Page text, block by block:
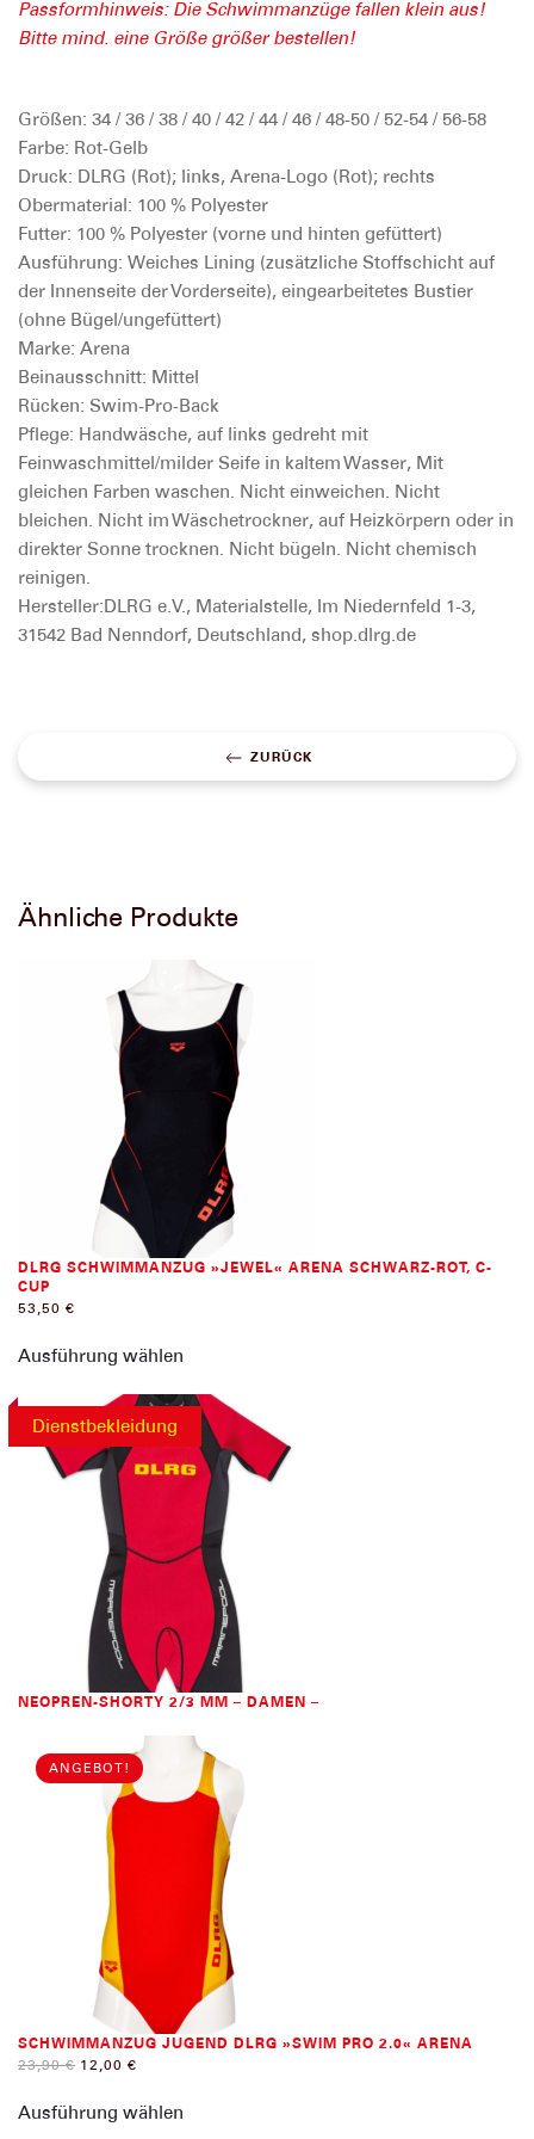
Passformhinweis: Die Schwimmanzüge fallen klein aus!
Bitte mind. eine Größe größer bestellen!
Größen: 34 / 36 / 38 / 40 / 42 / 44 / 46 / 48-50 / 52-54 / 56-58
Farbe: Rot-Gelb
Druck: DLRG (Rot); links, Arena-Logo (Rot); rechts
Obermaterial: 100 % Polyester
Futter: 100 % Polyester (vorne und hinten gefüttert)
Ausführung: Weiches Lining (zusätzliche Stoffschicht auf
der Innenseite der Vorderseite), eingearbeitetes Bustier
(ohne Bügel/ungefüttert)
Marke: Arena
Beinausschnitt: Mittel
Rücken: Swim-Pro-Back
Pflege: Handwäsche, auf links gedreht mit
Feinwaschmittel/milder Seife in kaltem Wasser, Mit
gleichen Farben waschen. Nicht einweichen. Nicht
bleichen. Nicht im Wäschetrockner, auf Heizkörpern oder in
direkter Sonne trocknen. Nicht bügeln. Nicht chemisch
reinigen.
Hersteller:DLRG e.V., Materialstelle, Im Niedernfeld 1-3,
31542 Bad Nenndorf, Deutschland, shop.dlrg.de
ZURÜCK
Ähnliche Produkte
DLRG SCHWIMMANZUG »JEWEL« ARENA SCHWARZ-ROT, C-
CUP
53,50 €
Ausführung wählen
mehrere
Varianten
auf.
Die
Optionen
können
auf
Produktseite
gewählt
werden
Dienstbekleidung
NEOPREN-SHORTY 2/3 MM – DAMEN –
ANGEBOT!
SCHWIMMANZUG JUGEND DLRG »SWIM PRO 2.0« ARENA
23,90€ URSPRÜNGLICHER
23,90 €
12,00 €
12,00 €.
Ausführung wählen